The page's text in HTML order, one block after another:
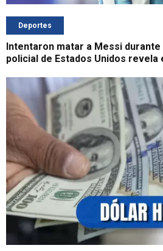
Deportes
Intentaron matar a Messi
policial de Estados Unidos revela